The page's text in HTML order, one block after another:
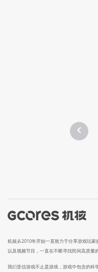
机核从2010年开始一直致力于分享游戏玩
以及视频节目，一直在不断寻找民间高质量
我们坚信游戏不止是游戏，游戏中包含的科